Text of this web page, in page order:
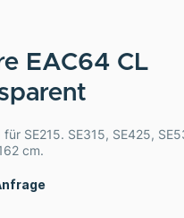
EAC64 CL
für SE215. SE315, SE425,
cm.